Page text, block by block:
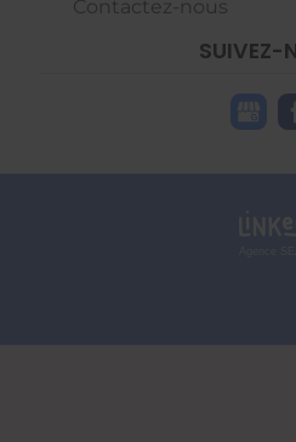
SUIVEZ-
Contactez-nous